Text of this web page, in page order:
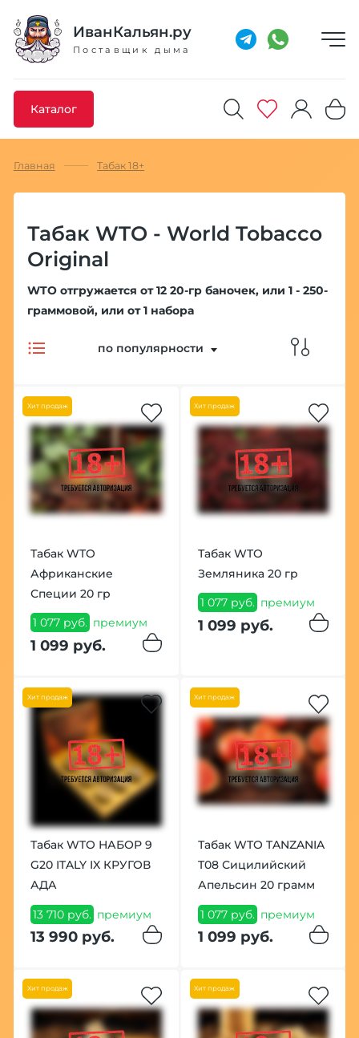
ИванКальян.ру
Поставщик дыма
Каталог
Добавлено максимальное кол-во товара
Главная Табак 18+
Табак WTO - World Tobacco
Original
WTO отгружается от 12 20-гр баночек, или 1 - 250-
граммовой, или от 1 набора
по популярности
Хит продаж
Табак WTO
Африканские
Специи 20 гр
1 077 руб. премиум
1 099 руб.
Хит продаж
Табак WTO
Земляника 20 гр
1 077 руб. премиум
1 099 руб.
Хит продаж
Табак WTO НАБОР 9
G20 ITALY IX КРУГОВ
АДА
13 710 руб. премиум
13 990 руб.
Хит продаж
Табак WTO TANZANIA
T08 Сицилийский
Апельсин 20 грамм
1 077 руб. премиум
1 099 руб.
Хит продаж Хит продаж